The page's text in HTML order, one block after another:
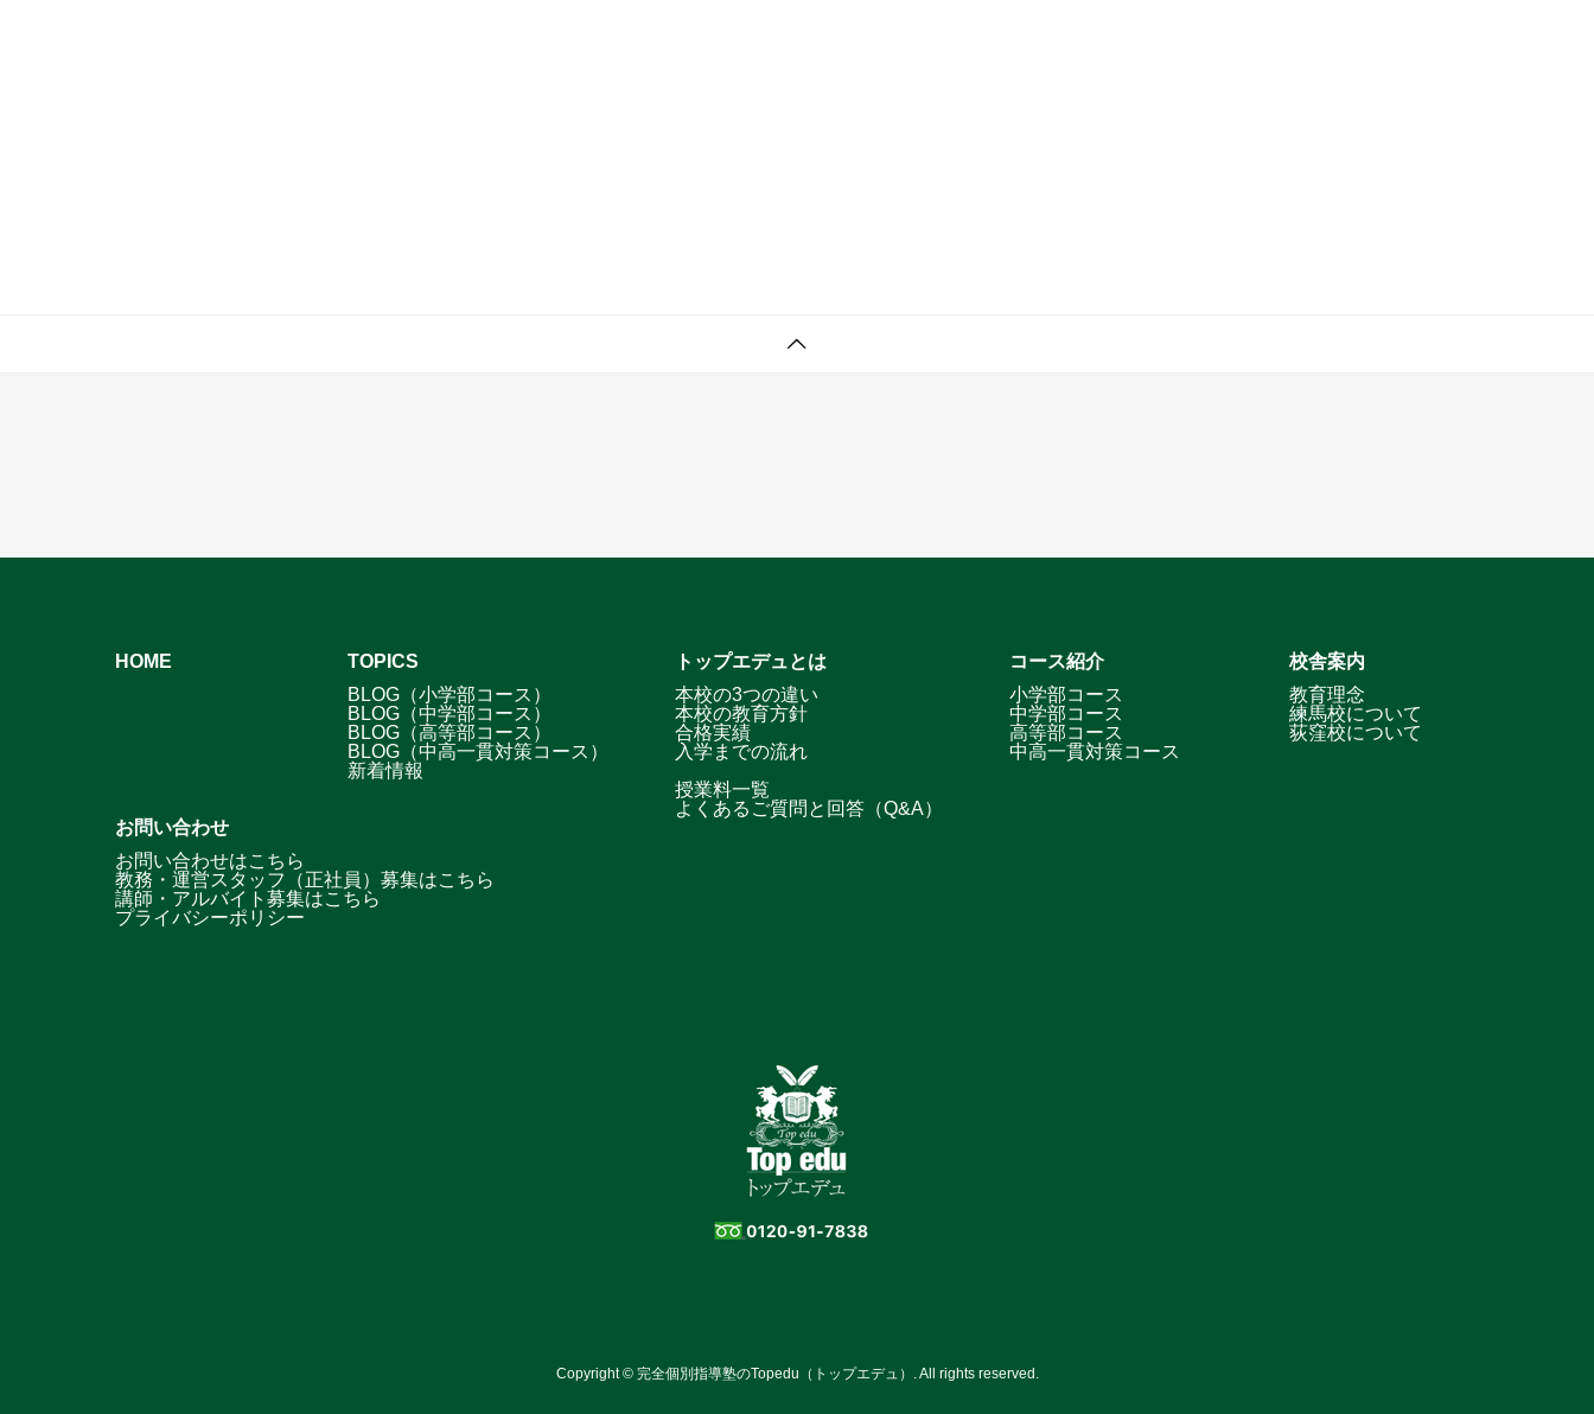
HOME
TOPICS
BLOG（小学部コース）
BLOG（中学部コース）
BLOG（高等部コース）
BLOG（中高一貫対策コース）
新着情報
トップエデュとは
本校の3つの違い
本校の教育方針
合格実績
入学までの流れ
授業料一覧
よくあるご質問と回答（Q&A）
コース紹介
小学部コース
中学部コース
高等部コース
中高一貫対策コース
校舎案内
教育理念
練馬校について
荻窪校について
お問い合わせ
お問い合わせはこちら
教務・運営スタッフ（正社員）募集はこちら
講師・アルバイト募集はこちら
プライバシーポリシー
Copyright © 完全個別指導塾のTopedu（トップエデュ）. All rights reserved.